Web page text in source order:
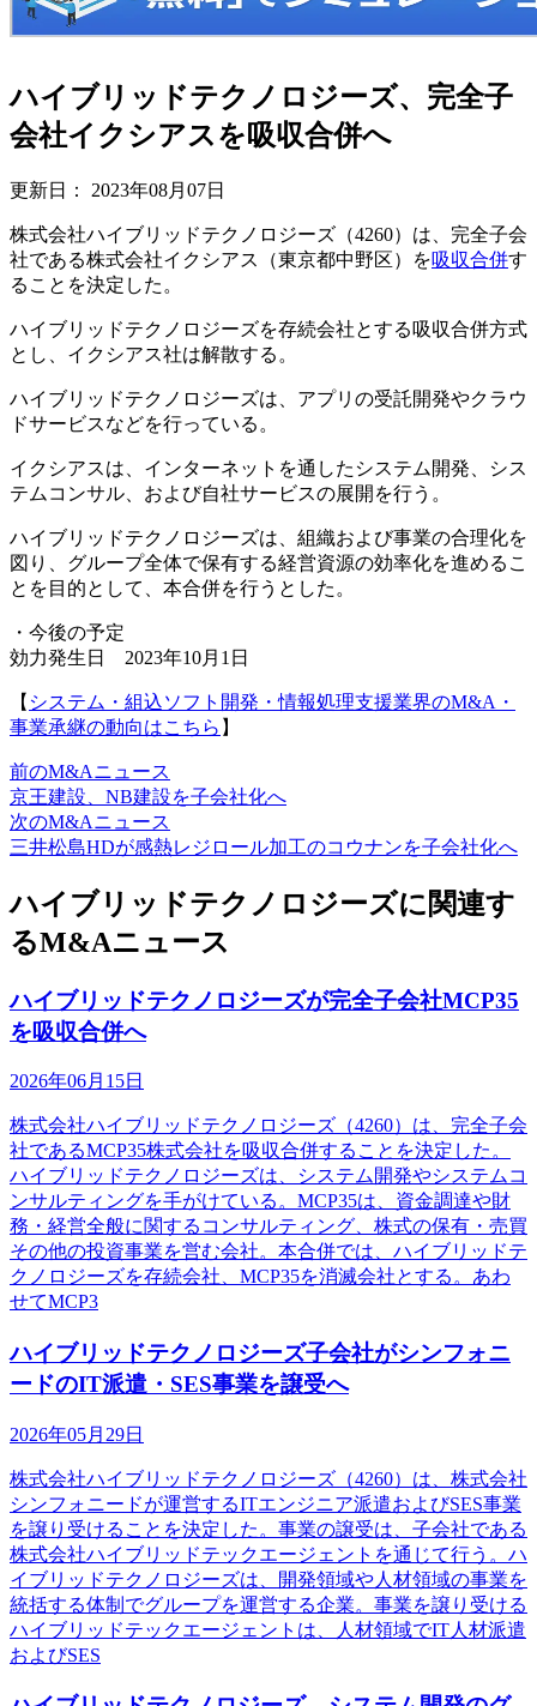
ハイブリッドテクノロジーズ、完全子
会社イクシアスを吸収合併へ
更新日： 2023年08月07日
株式会社ハイブリッドテクノロジーズ（4260）は、完全子会
社である株式会社イクシアス（東京都中野区）を吸収合併す
ることを決定した。
ハイブリッドテクノロジーズを存続会社とする吸収合併方式
とし、イクシアス社は解散する。
ハイブリッドテクノロジーズは、アプリの受託開発やクラウ
ドサービスなどを行っている。
イクシアスは、インターネットを通したシステム開発、シス
テムコンサル、および自社サービスの展開を行う。
ハイブリッドテクノロジーズは、組織および事業の合理化を
図り、グループ全体で保有する経営資源の効率化を進めるこ
とを目的として、本合併を行うとした。
・今後の予定
効力発生日 2023年10月1日
【 システム・組込ソフト開発・情報処理支援業界のM&A・
事業承継の動向はこちら 】
前のM&Aニュース
京王建設、NB建設を子会社化へ
次のM&Aニュース
三井松島HDが感熱レジロール加工のコウナンを子会社化へ
ハイブリッドテクノロジーズに関連す
るM&Aニュース
ハイブリッドテクノロジーズが完全子会社MCP35
を吸収合併へ
2026年06月15日
株式会社ハイブリッドテクノロジーズ（4260）は、完全子会
社であるMCP35株式会社を吸収合併することを決定した。
ハイブリッドテクノロジーズは、システム開発やシステムコ
ンサルティングを手がけている。MCP35は、資金調達や財
務・経営全般に関するコンサルティング、株式の保有・売買
その他の投資事業を営む会社。本合併では、ハイブリッドテ
クノロジーズを存続会社、MCP35を消滅会社とする。あわ
せてMCP3
ハイブリッドテクノロジーズ子会社がシンフォニ
ードのIT派遣・SES事業を譲受へ
2026年05月29日
株式会社ハイブリッドテクノロジーズ（4260）は、株式会社
シンフォニードが運営するITエンジニア派遣およびSES事業
を譲り受けることを決定した。事業の譲受は、子会社である
株式会社ハイブリッドテックエージェントを通じて行う。ハ
イブリッドテクノロジーズは、開発領域や人材領域の事業を
統括する体制でグループを運営する企業。事業を譲り受ける
ハイブリッドテックエージェントは、人材領域でIT人材派遣
およびSES